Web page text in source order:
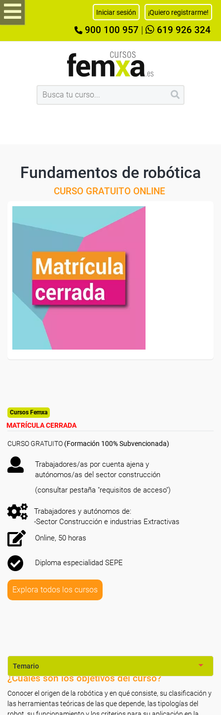
Iniciar sesión ¡Quiero registrarme!
900 100 957 619 926 324
Fundamentos de robótica
CURSO GRATUITO ONLINE
Cursos Femxa
MATRÍCULA CERRADA
CURSO GRATUITO (Formación 100% Subvencionada)
Trabajadores/as por cuenta ajena y
autónomos/as del sector construcción
(consultar pestaña "requisitos de acceso")
Trabajadores y autónomos de:
-Sector Construcción e industrias Extractivas
Online, 50 horas
Diploma especialidad SEPE
Explora todos los cursos
Temario
¿Cuáles son los objetivos del curso?
Conocer el origen de la robótica y en qué consiste, su clasificación y
las herramientas teóricas de las que depende, las tipologías del